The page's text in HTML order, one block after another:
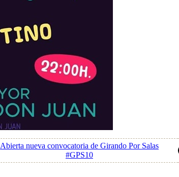
Abierta nueva convocatoria de Girando Por Salas
#GPS10